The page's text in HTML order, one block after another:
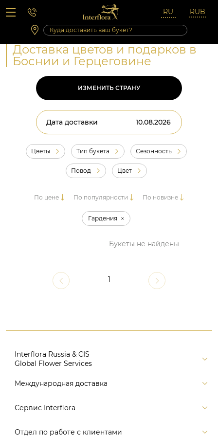
Вопросы-ответы
Сб 10:00 ‐ 14:00
Выходные и праздничные дни
Доставка цветов и подарков в
Боснии и Герцеговине
ИЗМЕНИТЬ СТРАНУ
Дата доставки
Цветы Тип букета Сезонность
Повод Цвет
По цене По популярности По новизне
Гардения
Букеты не найдены
1
Interflora Russia & CIS
Global Flower Services
Версия для печати
Поиск
Международная доставка
Россия
Сервис Interflora
Заказ и оплата
Отдел по работе с клиентами